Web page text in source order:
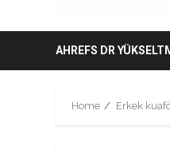
AHREFS DR
Home Erkek